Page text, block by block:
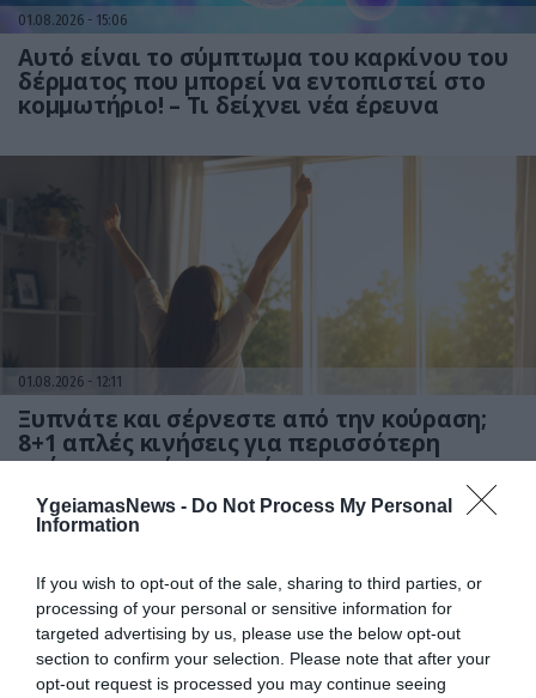
YgeiamasNews - Do Not Process My Personal
Information
If you wish to opt-out of the sale, sharing to third parties, or
processing of your personal or sensitive information for
targeted advertising by us, please use the below opt-out
section to confirm your selection. Please note that after your
opt-out request is processed you may continue seeing
01.08.2026 15:06
Αυτό είναι το σύμπτωμα του καρκίνου του
δέρματος που μπορεί να εντοπιστεί στο
κομμωτήριο! – Τι δείχνει νέα έρευνα
01.08.2026 12:11
Ξυπνάτε και σέρνεστε από την κούραση;
8+1 απλές κινήσεις για περισσότερη
ενέργεια από το πρωί